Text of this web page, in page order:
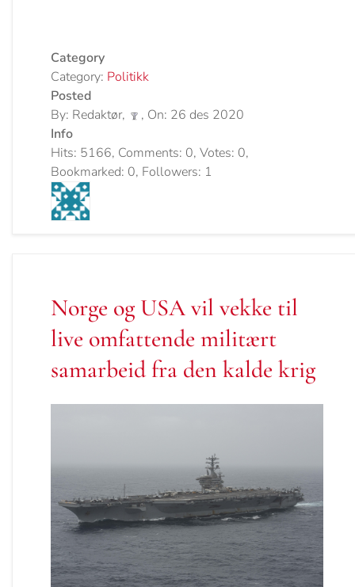
Category
Category: Politikk
Posted
By: Redaktør,
, On: 26 des 2020
Info
Hits: 5166, Comments: 0, Votes: 0,
Bookmarked: 0, Followers: 1
Norge og USA vil vekke til
live omfattende militært
samarbeid fra den kalde krig